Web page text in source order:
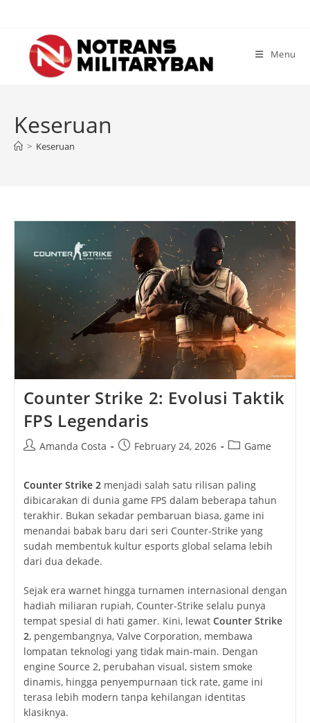
content
Menu
Keseruan
> Keseruan
Counter Strike 2: Evolusi Taktik
FPS Legendaris
PostAmanda Costa
PostFebruary 24, 2026
PostGame
Counter Strike 2menjadi salah satu rilisan paling
dibicarakan di dunia game FPS dalam beberapa tahun
terakhir. Bukan sekadar pembaruan biasa, game ini
menandai babak baru dari seri Counter-Strike yang
sudah membentuk kultur esports global selama lebih
dari dua dekade.
Sejak era warnet hingga turnamen internasional dengan
hadiah miliaran rupiah, Counter-Strike selalu punya
tempat spesial di hati gamer. Kini, lewat Counter Strike
2, pengembangnya, Valve Corporation, membawa
lompatan teknologi yang tidak main-main. Dengan
engine Source 2, perubahan visual, sistem smoke
dinamis, hingga penyempurnaan tick rate, game ini
terasa lebih modern tanpa kehilangan identitas
klasiknya.